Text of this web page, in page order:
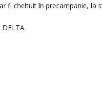
fi cheltuit în precampanie, la